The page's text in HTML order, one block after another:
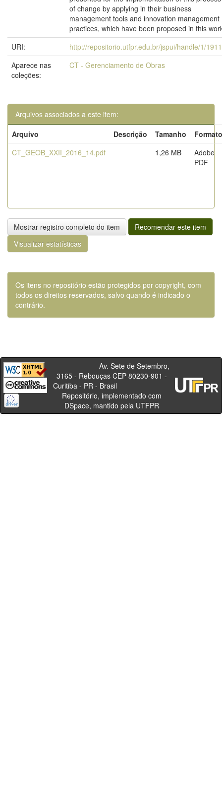
of change by applying in their business
management tools and innovation management
practices, which have been proposed in this
URI:
http://repositorio.utfpr.edu.br/jspui/handle/1/
Aparece nas
coleções:
CT - Gerenciamento de Obras
Arquivos associados a este item:
Arquivo
Descrição Tamanho
Formato
CT_GEOB_XXII_2016_14.pdf
1,26 MB
Adobe
PDF
Mostrar registro completo do item
Recomendar este item
Visualizar estatísticas
Os itens no repositório estão protegidos por copyright, com
todos os direitos reservados, salvo quando é indicado o
contrário.
Av. Sete de Setembro,
3165 - Rebouças CEP 80230-901 -
Curitiba - PR - Brasil
Repositório, implementado com
DSpace, mantido pela UTFPR